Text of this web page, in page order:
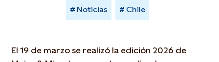
Noticias Chile
El 19 de marzo se realizó la edición 2026 de